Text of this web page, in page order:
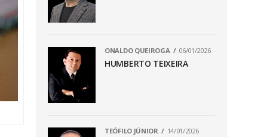
ONALDO QUEIROGA 06/01/2026
HUMBERTO TEIXEIRA
TEÓFILO JÚNIOR 14/01/2026